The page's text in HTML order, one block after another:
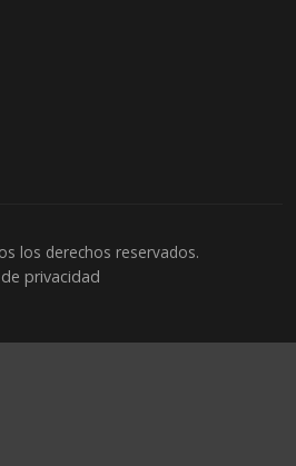
los derechos reservados.
privacidad